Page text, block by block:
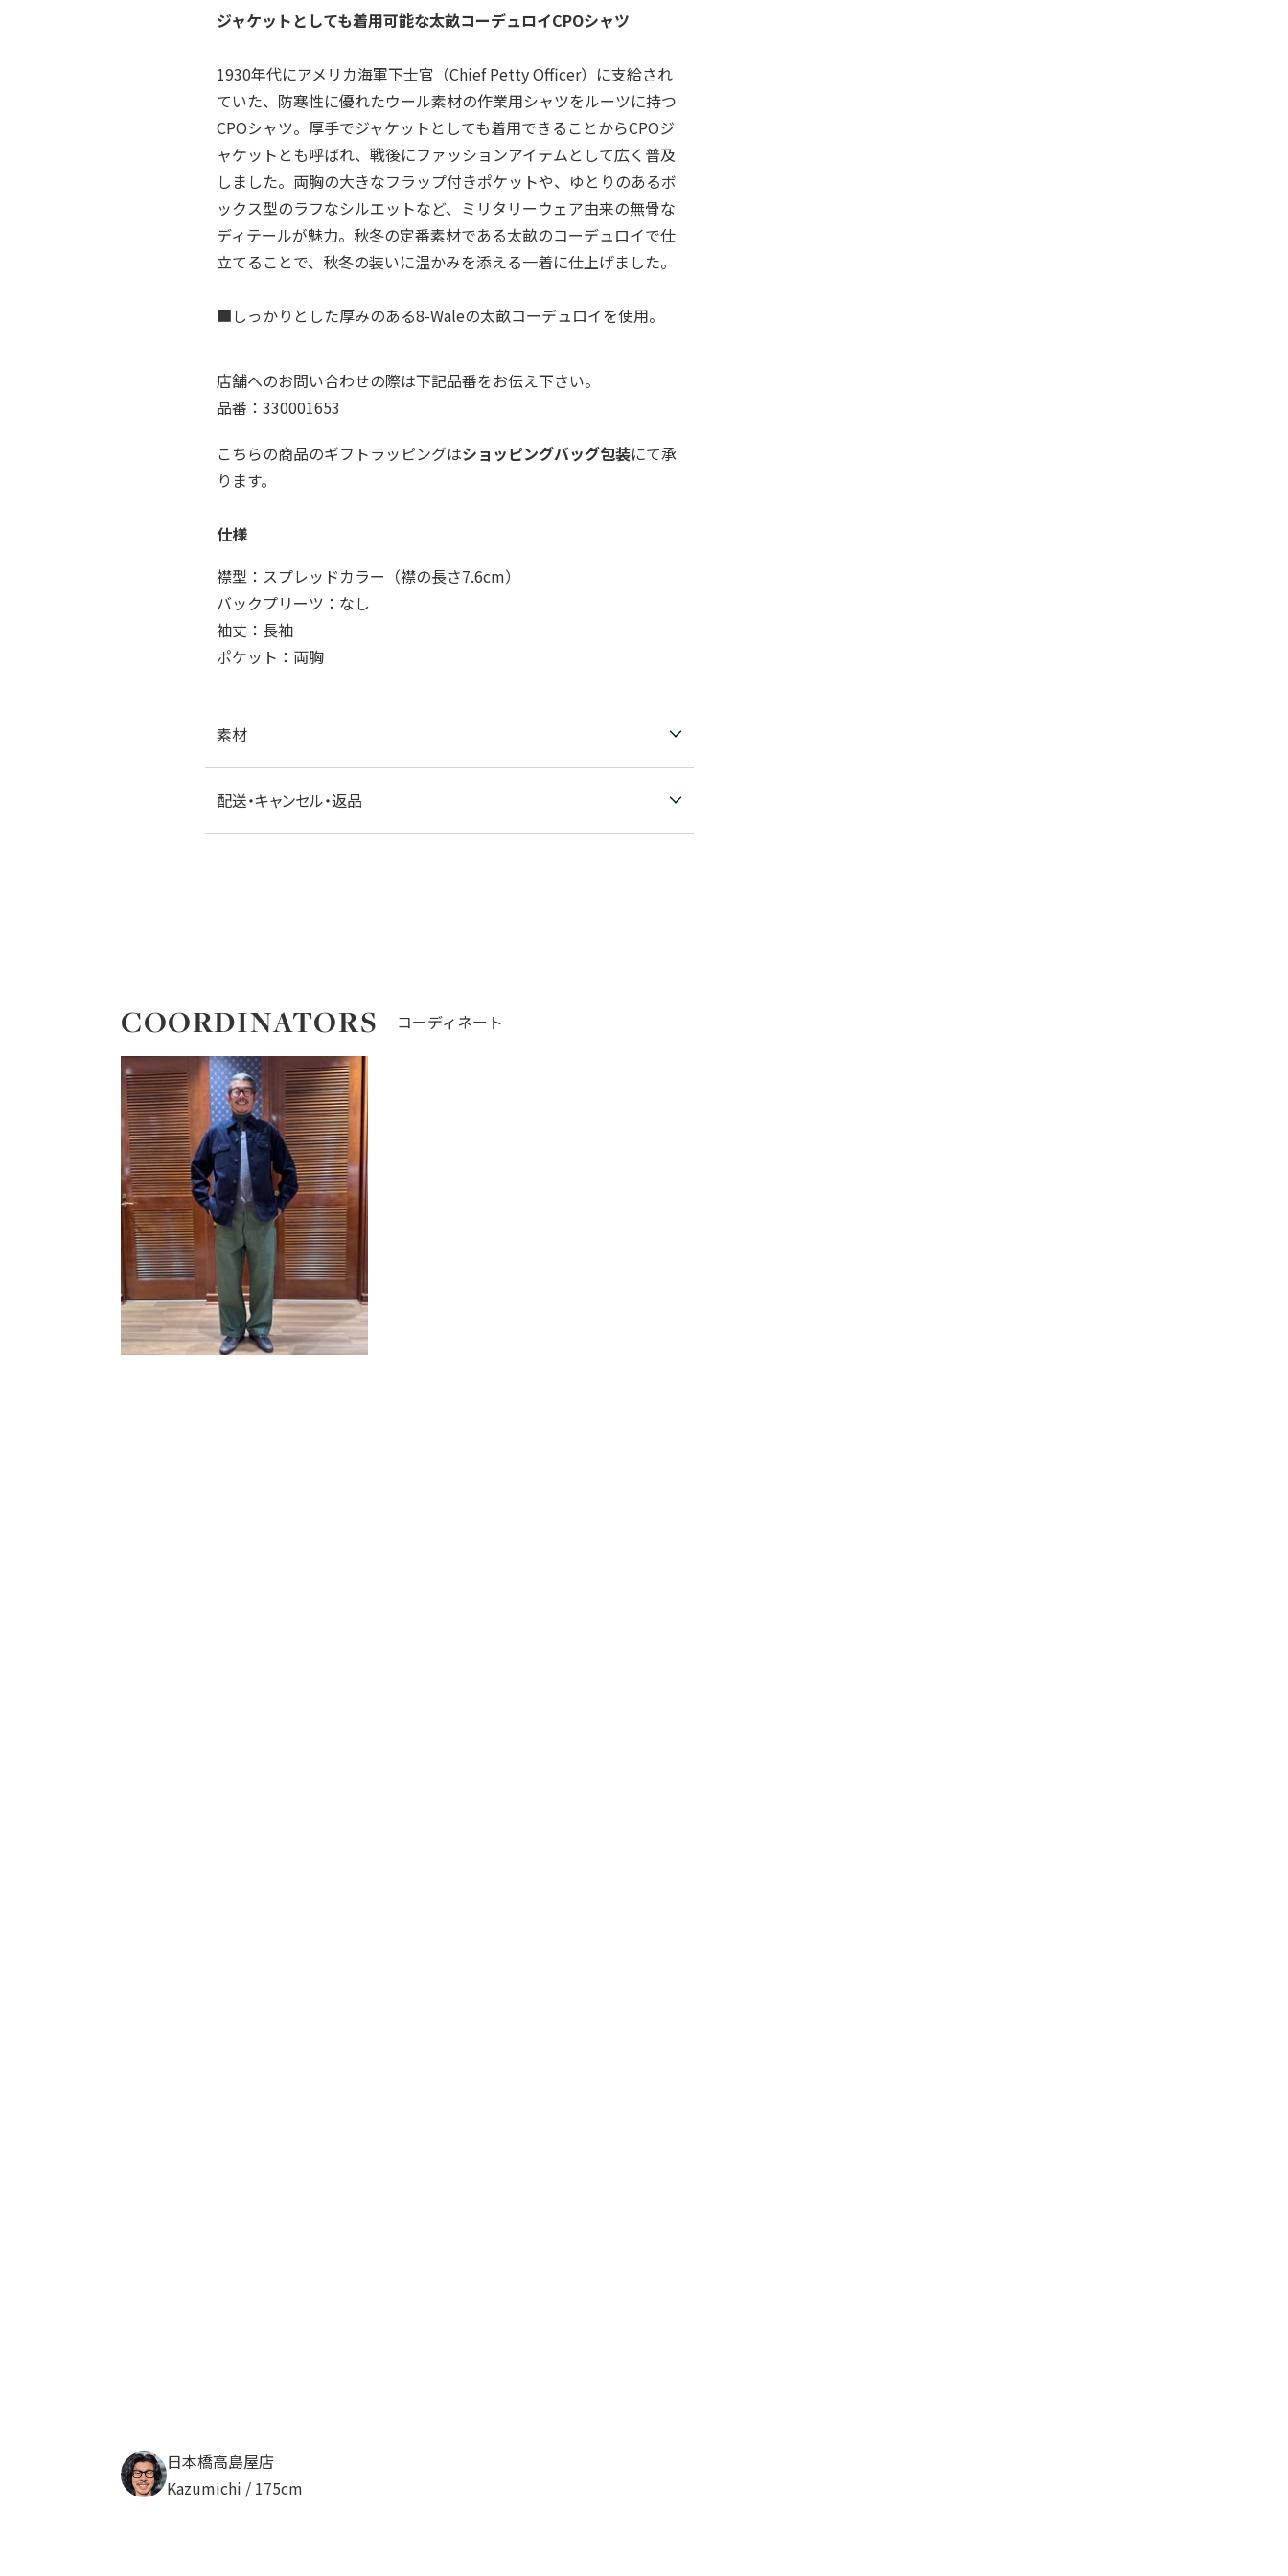
ジャケットとしても着用可能な太畝コーデュロイCPOシャツ
1930年代にアメリカ海軍下士官（Chief Petty Officer）に支給され
ていた、防寒性に優れたウール素材の作業用シャツをルーツに持つ
CPOシャツ。厚手でジャケットとしても着用できることからCPOジ
ャケットとも呼ばれ、戦後にファッションアイテムとして広く普及
しました。両胸の大きなフラップ付きポケットや、ゆとりのあるボ
ックス型のラフなシルエットなど、ミリタリーウェア由来の無骨な
ディテールが魅力。秋冬の定番素材である太畝のコーデュロイで仕
立てることで、秋冬の装いに温かみを添える一着に仕上げました。
■しっかりとした厚みのある8-Waleの太畝コーデュロイを使用。
店舗へのお問い合わせの際は下記品番をお伝え下さい。
品番：330001653
こちらの商品のギフトラッピングはショッピングバッグ包装にて承
ります。
仕様
襟型：スプレッドカラー（襟の長さ7.6cm）
バックプリーツ：なし
袖丈：長袖
ポケット：両胸
素材
配送・キャンセル・返品
COORDINATORS コーディネート
日本橋高島屋店
Kazumichi / 175cm